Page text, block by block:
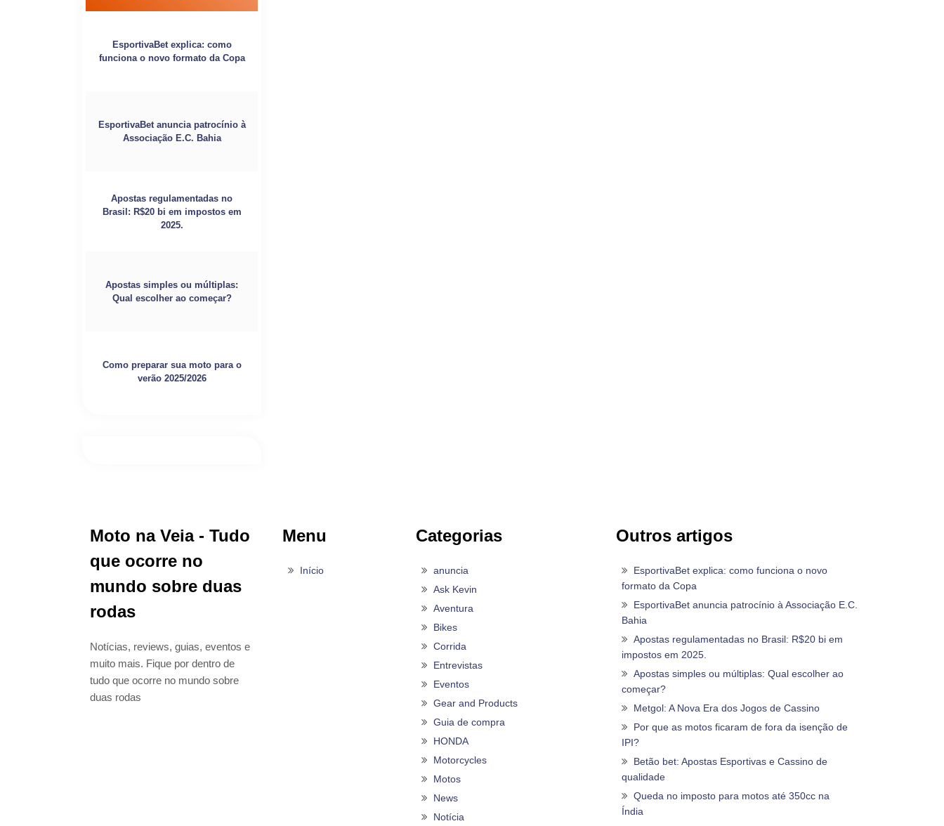
EsportivaBet explica: como
funciona o novo formato da Copa
EsportivaBet anuncia patrocínio à
Associação E.C. Bahia
Apostas regulamentadas no
Brasil: R$20 bi em impostos em
2025.
Apostas simples ou múltiplas:
Qual escolher ao começar?
Como preparar sua moto para o
verão 2025/2026
Moto na Veia - Tudo
que ocorre no
mundo sobre duas
rodas
Notícias, reviews, guias, eventos e
muito mais. Fique por dentro de
tudo que ocorre no mundo sobre
duas rodas
Menu
Início
Categorias
anuncia
Ask Kevin
Aventura
Bikes
Corrida
Entrevistas
Eventos
Gear and Products
Guia de compra
HONDA
Motorcycles
Motos
News
Notícia
Outros artigos
EsportivaBet explica: como funciona o novo
formato da Copa
EsportivaBet anuncia patrocínio à Associação E.C.
Bahia
Apostas regulamentadas no Brasil: R$20 bi em
impostos em 2025.
Apostas simples ou múltiplas: Qual escolher ao
começar?
Metgol: A Nova Era dos Jogos de Cassino
Por que as motos ficaram de fora da isenção de
IPI?
Betão bet: Apostas Esportivas e Cassino de
qualidade
Queda no imposto para motos até 350cc na
Índia